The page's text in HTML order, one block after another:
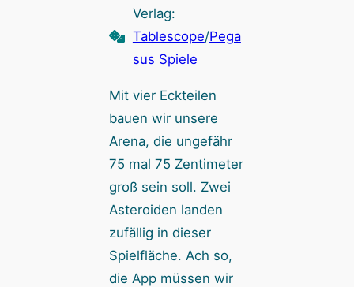
Verlag:
Tablescope/Pega
sus Spiele
Mit vier Eckteilen
bauen wir unsere
Arena, die ungefähr
75 mal 75 Zentimeter
groß sein soll. Zwei
Asteroiden landen
zufällig in dieser
Spielfläche. Ach so,
die App müssen wir